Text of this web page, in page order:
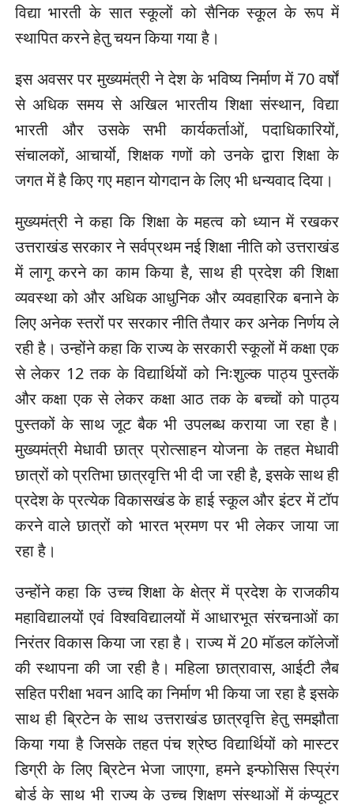
विद्या भारती के सात स्कूलों को सैनिक स्कूल के रूप में
स्थापित करने हेतु चयन किया गया है।
इस अवसर पर मुख्यमंत्री ने देश के भविष्य निर्माण में 70 वर्षों
से अधिक समय से अखिल भारतीय शिक्षा संस्थान, विद्या
भारती और उसके सभी कार्यकर्ताओं, पदाधिकारियों,
संचालकों, आचार्याे, शिक्षक गणों को उनके द्वारा शिक्षा के
जगत में है किए गए महान योगदान के लिए भी धन्यवाद दिया।
मुख्यमंत्री ने कहा कि शिक्षा के महत्व को ध्यान में रखकर
उत्तराखंड सरकार ने सर्वप्रथम नई शिक्षा नीति को उत्तराखंड
में लागू करने का काम किया है, साथ ही प्रदेश की शिक्षा
व्यवस्था को और अधिक आधुनिक और व्यवहारिक बनाने के
लिए अनेक स्तरों पर सरकार नीति तैयार कर अनेक निर्णय ले
रही है। उन्होंने कहा कि राज्य के सरकारी स्कूलों में कक्षा एक
से लेकर 12 तक के विद्यार्थियों को निःशुल्क पाठ्य पुस्तकें
और कक्षा एक से लेकर कक्षा आठ तक के बच्चों को पाठ्य
पुस्तकों के साथ जूट बैक भी उपलब्ध कराया जा रहा है।
मुख्यमंत्री मेधावी छात्र प्रोत्साहन योजना के तहत मेधावी
छात्रों को प्रतिभा छात्रवृत्ति भी दी जा रही है, इसके साथ ही
प्रदेश के प्रत्येक विकासखंड के हाई स्कूल और इंटर में टॉप
करने वाले छात्रों को भारत भ्रमण पर भी लेकर जाया जा
रहा है।
उन्होंने कहा कि उच्च शिक्षा के क्षेत्र में प्रदेश के राजकीय
महाविद्यालयों एवं विश्वविद्यालयों में आधारभूत संरचनाओं का
निरंतर विकास किया जा रहा है। राज्य में 20 मॉडल कॉलेजों
की स्थापना की जा रही है। महिला छात्रावास, आईटी लैब
सहित परीक्षा भवन आदि का निर्माण भी किया जा रहा है इसके
साथ ही ब्रिटेन के साथ उत्तराखंड छात्रवृत्ति हेतु समझौता
किया गया है जिसके तहत पंच श्रेष्ठ विद्यार्थियों को मास्टर
डिग्री के लिए ब्रिटेन भेजा जाएगा, हमने इन्फोसिस स्प्रिंग
बोर्ड के साथ भी राज्य के उच्च शिक्षण संस्थाओं में कंप्यूटर